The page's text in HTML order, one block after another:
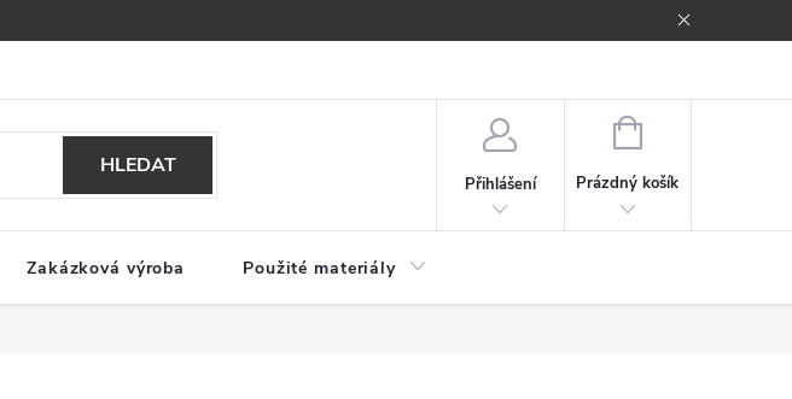
HLEDAT
Přihlášení
NÁKUPNÍ
Prázdný košík
Zakázková výroba Použité materiály